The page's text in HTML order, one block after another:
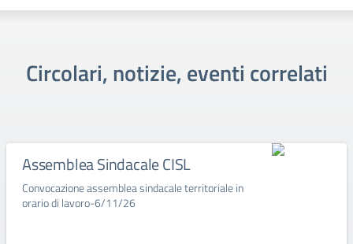
Circolari, notizie, eventi correlati
Assemblea Sindacale CISL
Convocazione assemblea sindacale territoriale in
orario di lavoro-6/11/26